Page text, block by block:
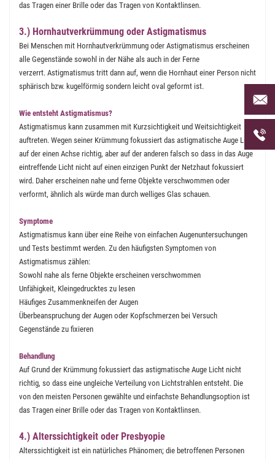
das Tragen einer Brille oder das Tragen von Kontaktlinsen.
3.) Hornhautverkrümmung oder Astigmatismus
Bei Menschen mit Hornhautverkrümmung oder Astigmatismus erscheinen
alle Gegenstände sowohl in der Nähe als auch in der Ferne
verzerrt. Astigmatismus tritt dann auf, wenn die Hornhaut einer Person nicht
sphärisch bzw. kugelförmig sondern leicht oval geformt ist.
Wie entsteht Astigmatismus?
Astigmatismus kann zusammen mit Kurzsichtigkeit und Weitsichtigkeit
auftreten. Wegen seiner Krümmung fokussiert das astigmatische Auge Licht
auf der einen Achse richtig, aber auf der anderen falsch so dass in das Auge
eintreffende Licht nicht auf einen einzigen Punkt der Netzhaut fokussiert
wird. Daher erscheinen nahe und ferne Objekte verschwommen oder
verformt, ähnlich als würde man durch welliges Glas schauen.
Symptome
Astigmatismus kann über eine Reihe von einfachen Augenuntersuchungen
und Tests bestimmt werden. Zu den häufigsten Symptomen von
Astigmatismus zählen:
Sowohl nahe als ferne Objekte erscheinen verschwommen
Unfähigkeit, Kleingedrucktes zu lesen
Häufiges Zusammenkneifen der Augen
Überbeanspruchung der Augen oder Kopfschmerzen bei Versuch
Gegenstände zu fixieren
Behandlung
Auf Grund der Krümmung fokussiert das astigmatische Auge Licht nicht
richtig, so dass eine ungleiche Verteilung von Lichtstrahlen entsteht. Die
von den meisten Personen gewählte und einfachste Behandlungsoption ist
das Tragen einer Brille oder das Tragen von Kontaktlinsen.
4.) Alterssichtigkeit oder Presbyopie
Alterssichtigkeit ist ein natürliches Phänomen; die betroffenen Personen
Per
uns
uns